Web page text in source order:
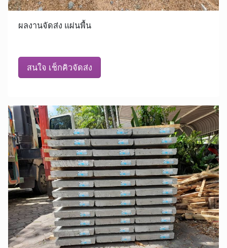
ผลงานจัดส่ง แผ่นพื้น
สนใจ เช็กคิวจัดส่ง